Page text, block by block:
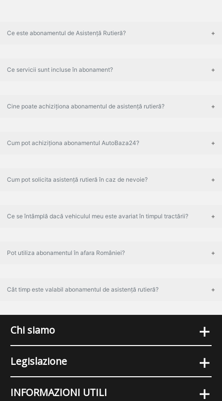
Ce este abonamentul de Asistență Rutieră?
Ce servicii sunt incluse în abonament?
Cine poate achiziționa abonamentul de asistență rutieră?
Cum pot achiziționa abonamentul AutoBaza24?
Cum pot solicita asistență rutieră în caz de nevoie?
Ce se întâmplă dacă vehiculul meu este avariat în timpul tractării?
Pot utiliza abonamentul în afara României?
Cât timp este valabil abonamentul de asistență rutieră?
Chi siamo +
Legislazione +
INFORMAZIONI UTILI +